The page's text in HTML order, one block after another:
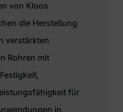
von Kloos
die Herstellung
verstärkten
Rohren mit
für
in